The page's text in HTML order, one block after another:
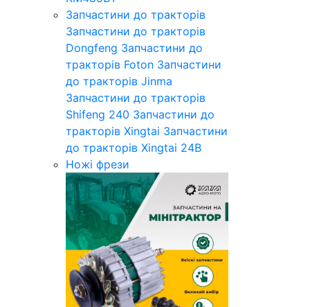
Запчастини до тракторів
Запчастини до тракторів
Dongfeng Запчастини до
тракторів Foton Запчастини
до тракторів Jinma
Запчастини до тракторів
Shifeng 240 Запчастини до
тракторів Xingtai Запчастини
до тракторів Xingtai 24B
Ножі фрези